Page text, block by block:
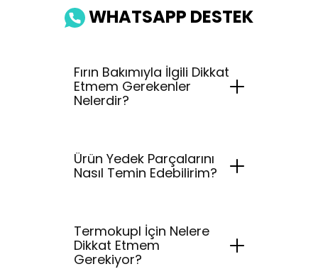
WHATSAPP DESTEK
Fırın Bakımıyla İlgili Dikkat
Etmem Gerekenler
Nelerdir?
Ürün Yedek Parçalarını
Nasıl Temin Edebilirim?
Termokupl İçin Nelere
Dikkat Etmem
Gerekiyor?